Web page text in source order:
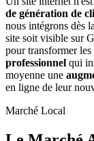
de génération de
nous intégrons dès
site soit visible sur
pour transformer
professionnel qui
moyenne une
en ligne de leur
Marché Local